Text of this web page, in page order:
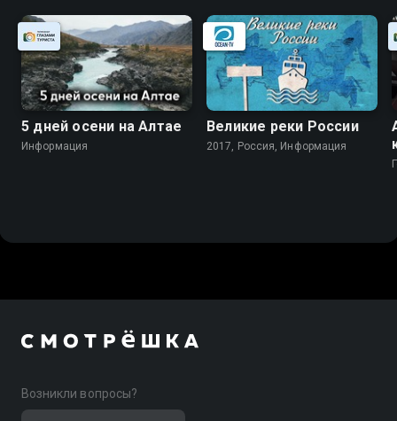
5 дней осени на Алтае
Информация
Великие реки России
2017, Россия, Информация
Возникли вопросы?